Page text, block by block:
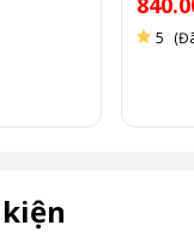
HDR, camera có khả
5